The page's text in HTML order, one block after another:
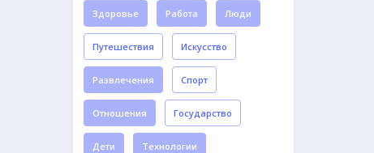
Здоровье Работа Люди
Путешествия Искусство
Развлечения Спорт
Отношения Государство
Дети Технологии